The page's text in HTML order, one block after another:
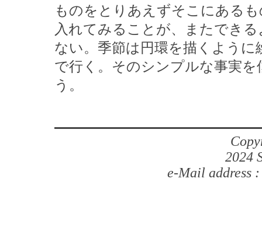
ものをとりあえずそこにある
入れてみることが、またでき
ない。季節は円環を描くよう
で行く。そのシンプルな事実
う。
2024
e-Mail address